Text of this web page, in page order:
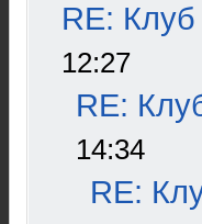
RE:
12:27
RE:
14:34
RE: